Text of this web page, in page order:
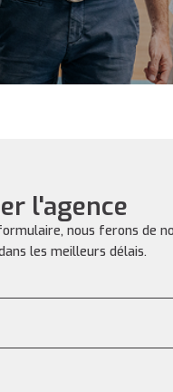
l'agence
nous ferons de
les meilleurs délais.